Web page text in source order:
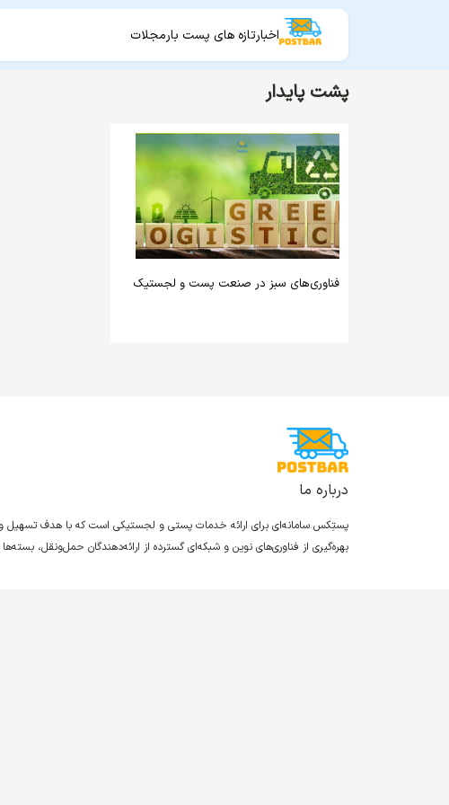
اخبارتازه های پست بارمجلات
پشت پایدار
فناوری‌های سبز در صنعت پست و لجستیک
درباره ما
پستِکس سامانه‌ای برای ارائه خدمات پستی و لجستیکی است که با هدف
بهره‌گیری از فناوری‌های نوین و شبکه‌ای گسترده از ارائه‌دهندگان حمل‌ونقل،